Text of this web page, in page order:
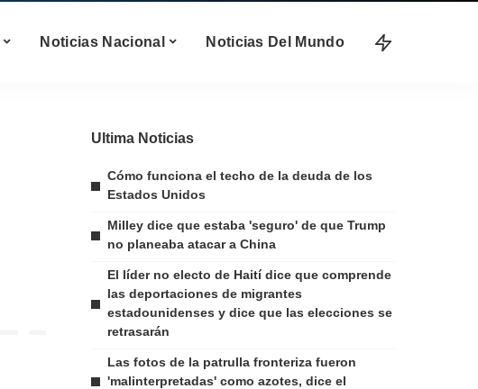
Noticias Nacional Noticias Del Mundo
Ultima Noticias
Cómo funciona el techo de la deuda de los
Estados Unidos
Milley dice que estaba 'seguro' de que Trump
no planeaba atacar a China
El líder no electo de Haití dice que comprende
las deportaciones de migrantes
estadounidenses y dice que las elecciones se
retrasarán
Las fotos de la patrulla fronteriza fueron
'malinterpretadas' como azotes, dice el